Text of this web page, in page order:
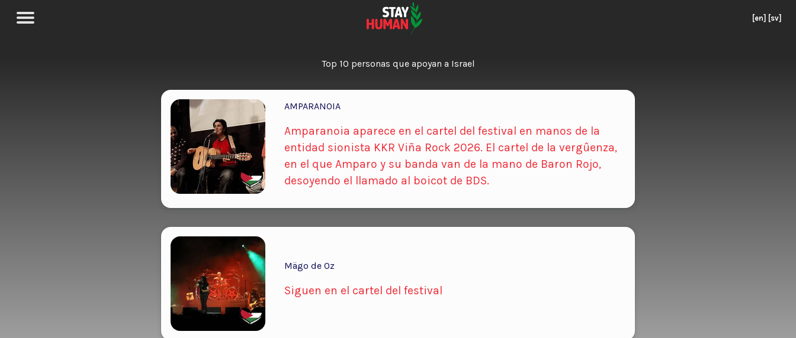
[en] [sv]
Top 10 personas que apoyan a Israel
AMPARANOIA
Amparanoia aparece en el cartel del festival en manos de la
entidad sionista KKR Viña Rock 2026. El cartel de la vergûenza,
en el que Amparo y su banda van de la mano de Baron Rojo,
desoyendo el llamado al boicot de BDS.
Mägo de Oz
Siguen en el cartel del festival